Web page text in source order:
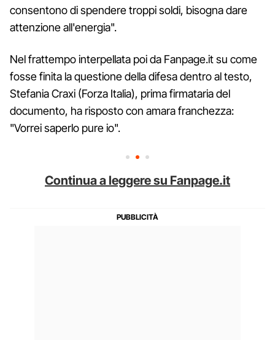
consentono di spendere troppi soldi, bisogna dare
attenzione all'energia".
Nel frattempo interpellata poi da Fanpage.it su come
fosse finita la questione della difesa dentro al testo,
Stefania Craxi (Forza Italia), prima firmataria del
documento, ha risposto con amara franchezza:
"Vorrei saperlo pure io".
Continua a leggere su Fanpage.it